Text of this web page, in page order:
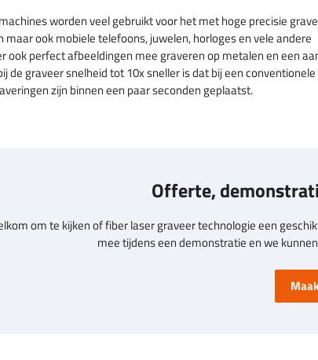
worden veel gebruikt voor het met hoge precisie
maar ook mobiele telefoons, juwelen, horloges en vele andere
ook perfect afbeeldingen mee graveren op metalen en een
de graveer snelheid tot 10x sneller is dat bij een conventionele
zijn binnen een paar seconden geplaatst.
Offerte,
om te kijken of fiber laser graveer technologie een
mee tijdens een demonstratie en we